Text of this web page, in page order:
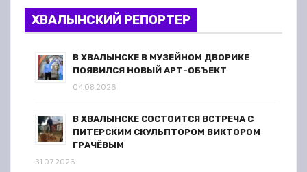
ХВАЛЫНСКИЙ РЕПОРТЕР
В ХВАЛЫНСКЕ В МУЗЕЙНОМ ДВОРИКЕ
ПОЯВИЛСЯ НОВЫЙ АРТ-ОБЪЕКТ
04.08.2026
В ХВАЛЫНСКЕ СОСТОИТСЯ ВСТРЕЧА С
ПИТЕРСКИМ СКУЛЬПТОРОМ ВИКТОРОМ
ГРАЧЁВЫМ
31.07.2026